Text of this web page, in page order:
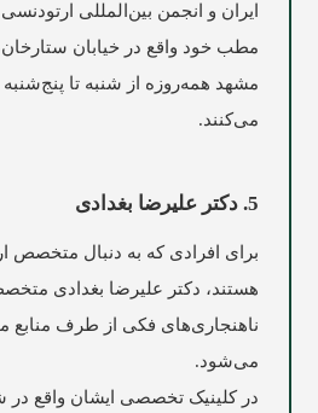
ایران و انجمن بین‌المللی
مطب خود واقع در خيابان
مشهد همه‌روزه از شنبه تا
می‌کنند.
5. دکتر علیرضا بغدادی
برای افرادی که به دنبال
هستند، دکتر علیرضا بغدادی
ناهنجاری‌های فکی از طرف منابع
می‌شود.
در کلینیک تخصصی ایشان واقع در